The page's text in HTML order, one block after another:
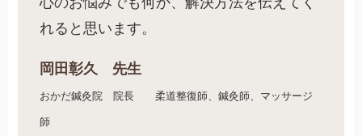
れると思います。
岡田彰久 先生
おかだ鍼灸院 院長 柔道整復師、鍼灸師、マッサージ
師